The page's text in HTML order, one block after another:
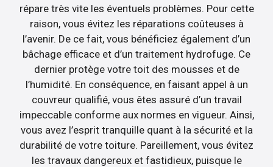
répare très vite les éventuels problèmes. Pour cette
raison, vous évitez les réparations coûteuses à
l’avenir. De ce fait, vous bénéficiez également d’un
bâchage efficace et d’un traitement hydrofuge. Ce
dernier protège votre toit des mousses et de
l’humidité. En conséquence, en faisant appel à un
couvreur qualifié, vous êtes assuré d’un travail
impeccable conforme aux normes en vigueur. Ainsi,
vous avez l’esprit tranquille quant à la sécurité et la
durabilité de votre toiture. Pareillement, vous évitez
les travaux dangereux et fastidieux, puisque le